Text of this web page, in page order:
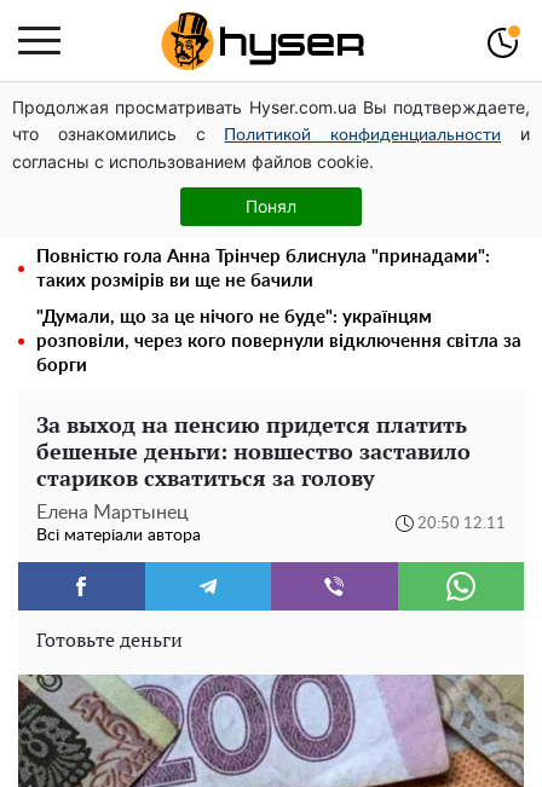
Продолжая просматривать Hyser.com.ua Вы подтверждаете,
что ознакомились с
Политикой конфиденциальности
и
согласны с использованием файлов cookie.
Понял
Українська авіатранспортна асоціація звернулася до
Мінфіну із закликом уніфікувати оподаткування
авіалізингу
Олена Тополя злив відео – це далеко не все: фронтмен
"Антитіла" Тарас Тополя став наступним
Повністю гола Анна Трінчер блиснула "принадами":
таких розмірів ви ще не бачили
"Думали, що за це нічого не буде": українцям
розповіли, через кого повернули відключення світла за
борги
За выход на пенсию придется платить
бешеные деньги: новшество заставило
стариков схватиться за голову
Елена Мартынец
Всі матеріали автора
20:50 12.11
Готовьте деньги